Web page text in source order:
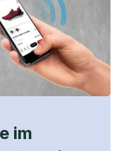
im